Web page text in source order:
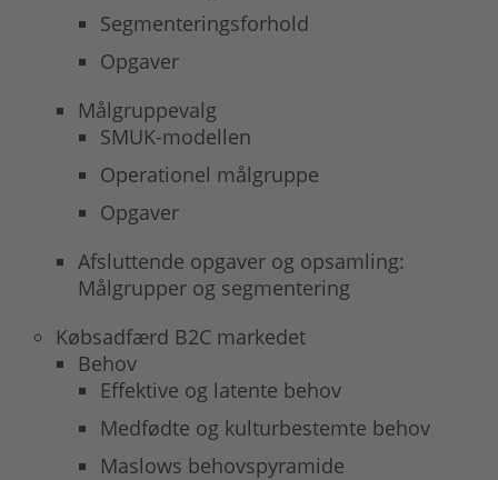
Segmenteringsforhold
Opgaver
Målgruppevalg
SMUK-modellen
Operationel målgruppe
Opgaver
Afsluttende opgaver og opsamling:
Målgrupper og segmentering
Købsadfærd B2C markedet
Behov
Effektive og latente behov
Medfødte og kulturbestemte behov
Maslows behovspyramide